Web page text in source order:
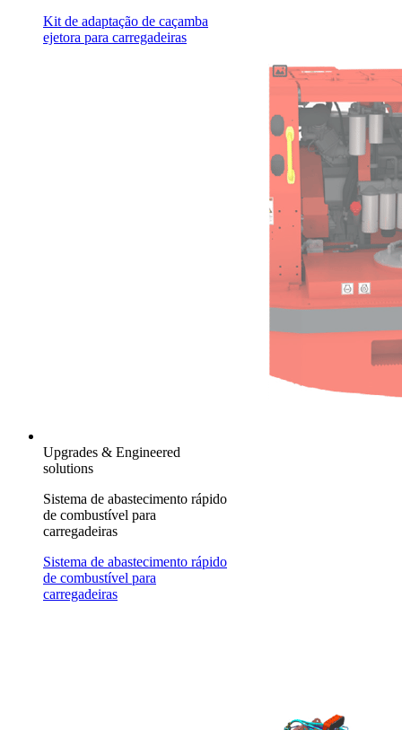
Kit de adaptação de caçamba
ejetora para carregadeiras
Upgrades & Engineered
solutions
Sistema de abastecimento rápido
de combustível para
carregadeiras
Sistema de abastecimento rápido
de combustível para
carregadeiras